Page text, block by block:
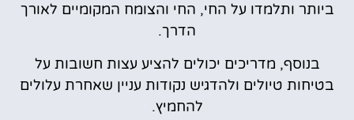
ביותר ותלמדו על החי, החי והצומח המקומיים לאורך
הדרך.
בנוסף, מדריכים יכולים להציע עצות חשובות על
בטיחות טיולים ולהדגיש נקודות עניין שאחרת עלולים
להחמיץ.